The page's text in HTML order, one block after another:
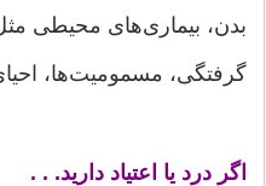
بدن، بیماری‌های محیطی
گرفتگی، مسمومیت‌ها،
اگر درد یا اعتیاد دارید. . .